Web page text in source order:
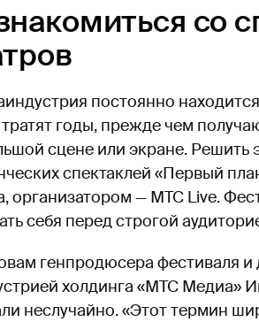
со
постоянно
тратят годы, прежде чем
сцене или экране. Решить
спектаклей «Первый
организатором — МТС Live.
себя перед строгой
генпродюсера фестиваля
холдинга «МТС Медиа»
неслучайно. «Этот термин